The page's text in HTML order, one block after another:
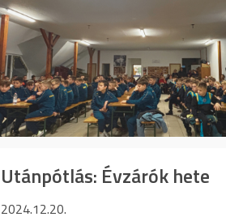
Utánpótlás: Évzárók hete
2024.12.20.